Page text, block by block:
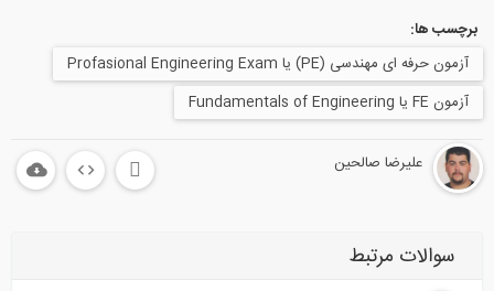
برچسب ها:
آزمون حرفه ای مهندسی (PE) یا Profasional Engineering Exam
آزمون FE یا Fundamentals of Engineering
علیرضا صالحین
سوالات مرتبط